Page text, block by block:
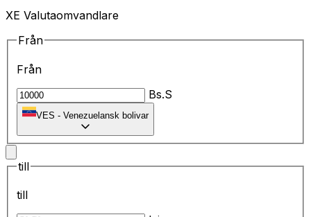
XE Valutaomvandlare
Från
Från
Bs.S
VES - Venezuelansk bolivar
till
till